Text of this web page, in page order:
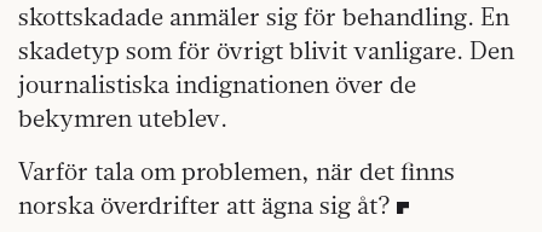
skottskadade anmäler sig för behandling. En
skadetyp som för övrigt blivit vanligare. Den
journalistiska indignationen över de
bekymren uteblev.
Varför tala om problemen, när det finns
norska överdrifter att ägna sig åt?